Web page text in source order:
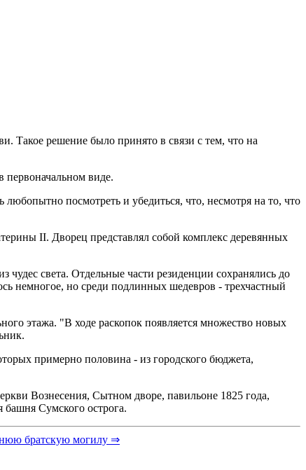
Такое решение было принято в связи с тем, что на
первоначальном виде.
посмотреть и убедиться, что, несмотря на то, что
II. Дворец представлял собой комплекс деревянных
света. Отдельные части резиденции сохранялись до
немногое, но среди подлинных шедевров - трехчастный
этажа. "В ходе раскопок появляется множество новых
примерно половина - из городского бюджета,
Вознесения, Сытном дворе, павильоне 1825 года,
башня Сумского острога.
братскую могилу ⇒